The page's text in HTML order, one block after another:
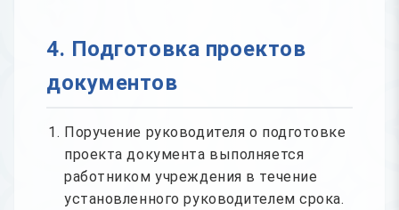
4. Подготовка проектов
документов
Поручение руководителя о подготовке
проекта документа выполняется
работником учреждения в течение
установленного руководителем срока.